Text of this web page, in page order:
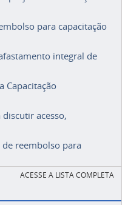
para capacitação
integral de
Capacitação
acesso,
reembolso para
ACESSE A LISTA COMPLETA